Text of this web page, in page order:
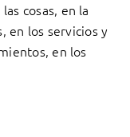
cosas, en la
en los servicios y
en los